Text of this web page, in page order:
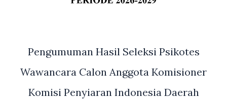
Pengumuman Hasil Seleksi Psikotes
Wawancara Calon Anggota Komisioner
Komisi Penyiaran Indonesia Daerah